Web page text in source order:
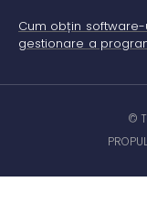
Cum obțin
gestionare a
©